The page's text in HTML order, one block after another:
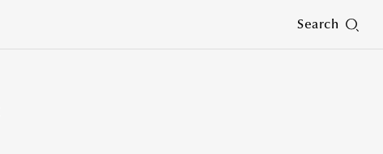
Search